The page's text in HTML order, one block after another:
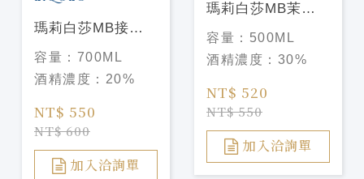
瑪莉白莎MB接骨
木花香甜酒 Marie
Brizard
Elderflower
Liqueu
容量： 700ML
酒精濃度： 20%
NT$ 550
NT$ 600
加入洽詢單
瑪莉白莎MB茉莉
花香甜酒 Marie
Brizard Jasmin
Liqueu
容量： 500ML
酒精濃度： 30%
NT$ 520
NT$ 550
加入洽詢單